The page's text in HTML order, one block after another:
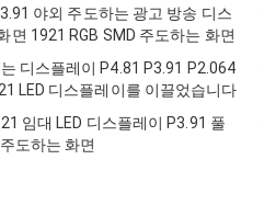
야외 주도하는 광고 방송 디스
면 1921 RGB SMD 주도하는 화면
는 디스플레이 P4.81 P3.91 P2.064
LED 디스플레이를 이끌었습니다
임대 LED 디스플레이 P3.91 풀
도하는 화면